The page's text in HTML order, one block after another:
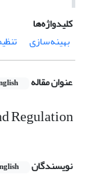
کلیدواژه‌ها
بهینه‌سازی
عنوان مقاله
Regulation
نویسندگان